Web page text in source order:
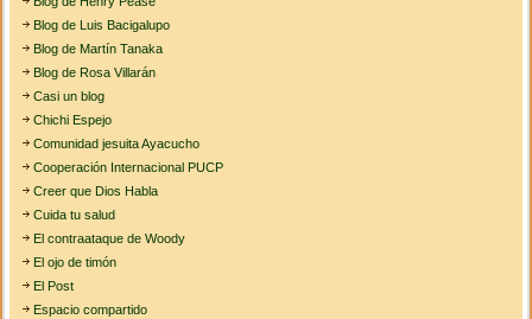
Blog de Luis Bacigalupo
Blog de Martín Tanaka
Blog de Rosa Villarán
Casi un blog
Chichi Espejo
Comunidad jesuita Ayacucho
Cooperación Internacional PUCP
Creer que Dios Habla
Cuida tu salud
El contraataque de Woody
El ojo de timón
El Post
Espacio compartido